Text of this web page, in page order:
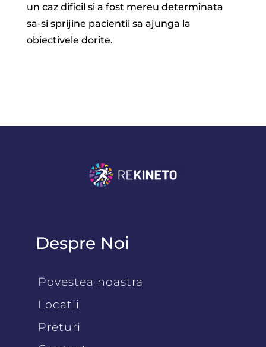
un caz dificil si a fost mereu determinata
sa-si sprijine pacientii sa ajunga la
obiectivele dorite.
Despre Noi
Povestea noastra
Locatii
Preturi